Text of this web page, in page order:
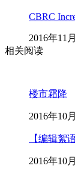
CBRC
2016年11
相关阅读
楼市霜降
2016年10
【编辑絮
2016年10